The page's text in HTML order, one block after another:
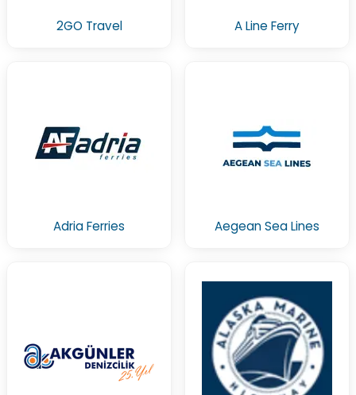
2GO Travel A Line Ferry
Adria Ferries Aegean Sea Lines